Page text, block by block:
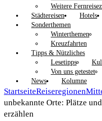
Weitere
Städtereisen
Hotels
Sonderthemen
Winterthemen
Kreuzfahrten
Tipps & Nützliches
Lesetipps
Von uns getestet
News
Kolumne
StartseiteReiseregionen
unbekannte Orte: Plätze
erzählen